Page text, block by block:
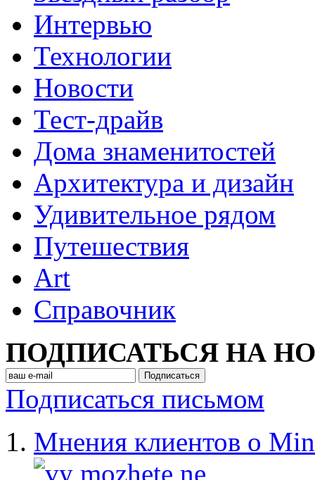
Интервью
Технологии
Новости
Тест-драйв
Дома знаменитостей
Архитектура и дизайн
Удивительное рядом
Путешествия
Art
Cправочник
ПОДПИСАТЬСЯ НА
Подписаться письмом
Мнения клиентов о